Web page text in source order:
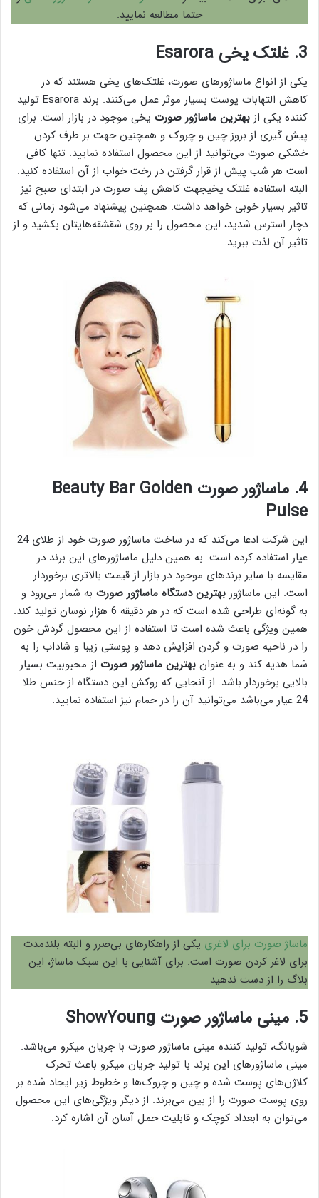
حتما مطالعه نمایید.
3. غلتک یخی Esarora
یکی از انواع ماساژور‌های صورت، غلتک‌های یخی هستند که در
کاهش التهابات پوست بسیار موثر عمل می‌کنند. برند Esarora تولید
کننده یکی از بهترین ماساژور صورت یخی موجود در بازار است. برای
پیش گیری از بروز چین و چروک و همچنین جهت بر طرف کردن
خشکی صورت می‌توانید از این محصول استفاده نمایید. تنها کافی
است هر شب پیش از قرار گرفتن در رخت خواب از آن استفاده کنید.
البته استفاده غلتک یخیجهت کاهش پف صورت در ابتدای صبح نیز
تاثیر بسیار خوبی خواهد داشت. همچنین پیشنهاد می‌شود زمانی که
دچار استرس شدید، این محصول را بر روی شقشقه‌هایتان بکشید و از
تاثیر آن لذت ببرید.
4. ماساژور صورت Beauty Bar Golden
Pulse
این شرکت ادعا می‌کند که در ساخت ماساژور صورت خود از طلای 24
عیار استفاده کرده است. به همین دلیل ماساژور‌های این برند در
مقایسه با سایر برند‌های موجود در بازار از قیمت بالا‌تری برخوردار
است. این ماساژور بهترین دستگاه ماساژور صورت به شمار می‌رود و
به گونه‌ای طراحی شده است که در هر دقیقه 6 هزار نوسان تولید ‌کند.
همین ویژگی باعث شده است تا استفاده از این محصول گردش خون
را در ناحیه صورت و گردن افزایش دهد و پوستی زیبا و شاداب را به
شما هدیه کند و به عنوان بهترین ماساژور صورت از محبوبیت بسیار
بالایی برخوردار باشد. از آنجایی که روکش این دستگاه از جنس طلا
24 عیار می‌باشد می‌توانید آن را در حمام نیز استفاده نمایید.
ماساژ صورت برای لاغری یکی از راهکارهای بی‌ضرر و البته بلندمدت
برای لاغر کردن صورت است. برای آشنایی با این سبک ماساژ، این
بلاگ را از دست ندهید
5. مینی ماساژور صورت ShowYoung
شویانگ، تولید کننده مینی ماساژور صورت با جریان میکرو می‌باشد.
مینی ماساژور‌های این برند با تولید جریان میکرو باعث تحرک
کلاژن‌های پوست شده و چین و چروک‌ها و خطوط زیر ایجاد شده بر
روی پوست صورت را از بین می‌برند. از دیگر ویژگی‌های این محصول
می‌توان به ابعداد کوچک و قابلیت حمل آسان آن اشاره کرد.